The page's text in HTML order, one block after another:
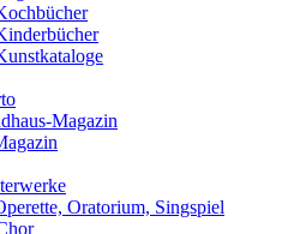
Magazin
Oratorium, Singspiel